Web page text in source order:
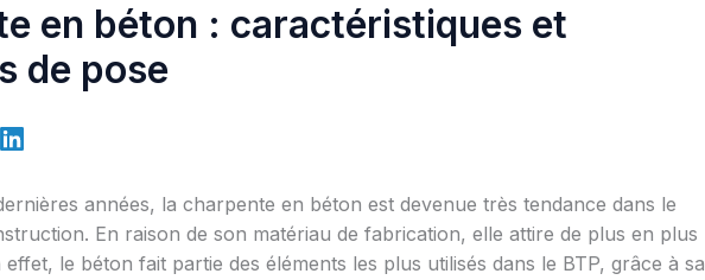
en béton : caractéristiques et
de pose
années, la charpente en béton est devenue très tendance dans le
En raison de son matériau de fabrication, elle attire de plus en plus
le béton fait partie des éléments les plus utilisés dans le BTP, grâce à sa